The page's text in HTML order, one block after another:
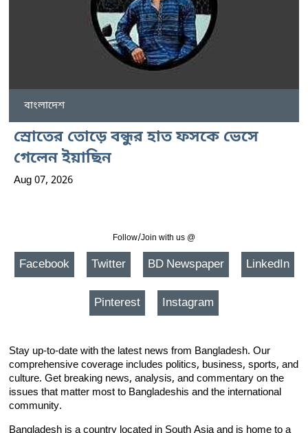
বাংলাদেশ
স্রোতের তোড়ে বন্ধুর হাত ফসকে ভেসে
গেলেন ইয়াছিন
Aug 07, 2026
Follow/Join with us @
Facebook Twitter BD Newspaper LinkedIn
Pinterest Instagram
Stay up-to-date with the latest news from Bangladesh. Our
comprehensive coverage includes politics, business, sports, and
culture. Get breaking news, analysis, and commentary on the
issues that matter most to Bangladeshis and the international
community.